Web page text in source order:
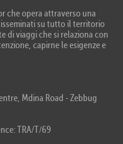
che opera attraverso una
su tutto il territorio
di viaggi che si relaziona con
capirne le esigenze e
Mdina Road - Zebbug
TRA/T/69